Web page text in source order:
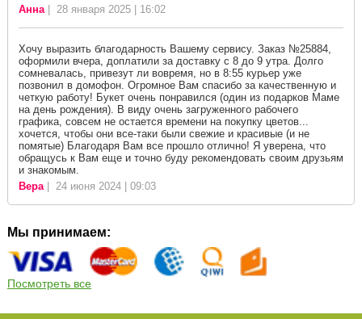
Анна| 28 января 2025 | 16:02
Хочу выразить благодарность Вашему сервису. Заказ №25884,
оформили вчера, доплатили за доставку с 8 до 9 утра. Долго
сомневалась, привезут ли вовремя, но в 8:55 курьер уже
позвонил в домофон. Огромное Вам спасибо за качественную и
четкую работу! Букет очень понравился (один из подарков Маме
на день рождения). В виду очень загруженного рабочего
графика, совсем не остается времени на покупку цветов...
хочется, чтобы они все-таки были свежие и красивые (и не
помятые) Благодаря Вам все прошло отлично! Я уверена, что
обращусь к Вам еще и точно буду рекомендовать своим друзьям
и знакомым.
Вера| 24 июня 2024 | 09:03
Мы принимаем:
Посмотреть все